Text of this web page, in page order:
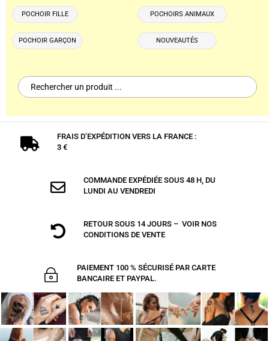
POCHOIR FILLE
POCHOIR GARÇON
POCHOIRS ANIMAUX
NOUVEAUTÉS
Search
for:

FRAIS D’EXPÉDITION VERS LA FRANCE :
3 €

COMMANDE EXPÉDIÉE SOUS 48 H, DU
LUNDI AU VENDREDI

RETOUR SOUS 14 JOURS – VOIR NOS
CONDITIONS DE VENTE
~
PAIEMENT 100 % SÉCURISÉ PAR CARTE
BANCAIRE ET PAYPAL.